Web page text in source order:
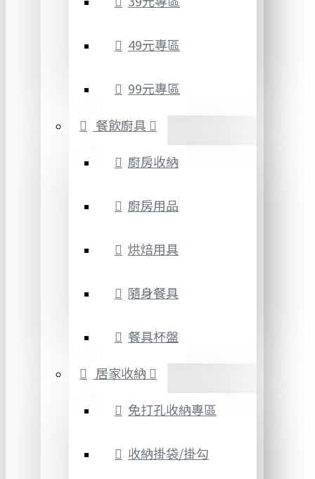
49元專區
99元專區
餐飲廚具
廚房收納
廚房用品
烘焙用具
隨身餐具
餐具杯盤
居家收納
免打孔收納專區
收納掛袋/掛勾